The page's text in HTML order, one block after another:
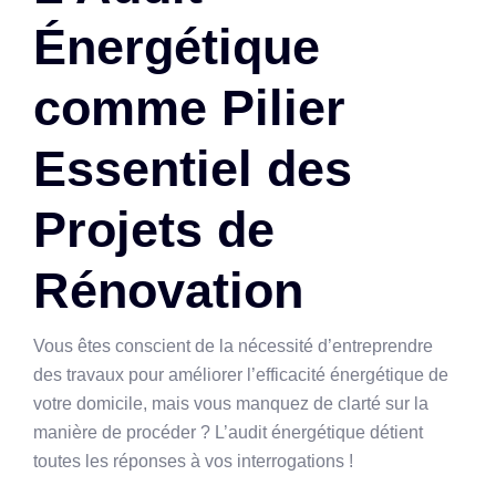
Énergétique
comme Pilier
Essentiel des
Projets de
Rénovation
Vous êtes conscient de la nécessité d’entreprendre
des travaux pour améliorer l’efficacité énergétique de
votre domicile, mais vous manquez de clarté sur la
manière de procéder ? L’audit énergétique détient
toutes les réponses à vos interrogations !